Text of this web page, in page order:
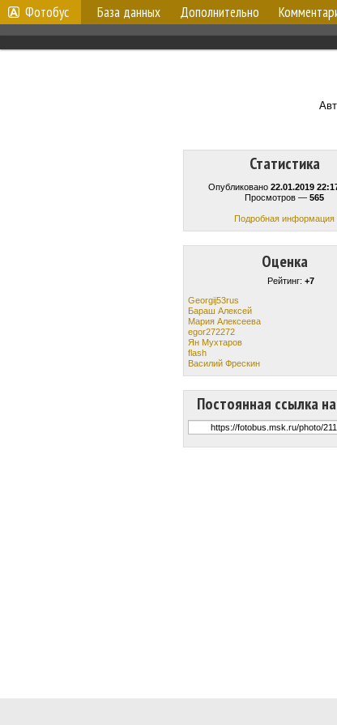
Фотобус База данных Дополнительно
Статистика
Опубликовано 22.01.2019
Просмотров — 565
Подробная информация
Оценка
Рейтинг: +7
Georgij53rus
Бараш Алексей
Мария Алексеева
egor272272
Ян Мухтаров
flash
Василий Фрескин
Постоянная ссылка